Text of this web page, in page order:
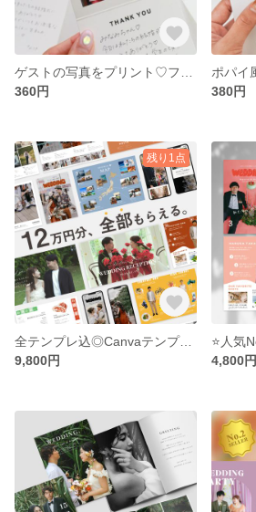
360円
380円
残り1点
全テンプレ込◎Canvaテンプレートダウンロードし放題 /プロフィールブック/席次表/席札ムービー
9,800円
4,800円